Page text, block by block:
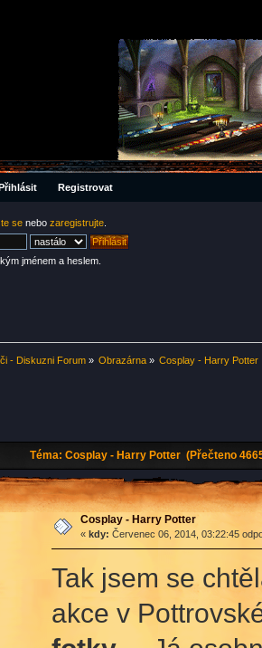
Registrovat
se nebo zaregistrujte
jménem a heslem.
- Diskuzni Forum» Obrazárna» Cosplay - Harry Potter
Téma: Cosplay - Harry Potter (Přečteno
Cosplay - Harry Potter
« kdy: Červenec 06, 2014, 03:22:45
Tak jsem se
akce v